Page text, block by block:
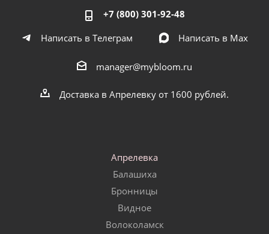
+7 (800) 301-92-48
Написать в Телеграм
Написать в Мах
manager@mybloom.ru
Доставка в Апрелевку от 1600 рублей.
Апрелевка
Балашиха
Бронницы
Видное
Волоколамск